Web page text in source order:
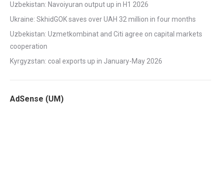
Uzbekistan: Navoiyuran output up in H1 2026
Ukraine: SkhidGOK saves over UAH 32 million in four months
Uzbekistan: Uzmetkombinat and Citi agree on capital markets
cooperation
Kyrgyzstan: coal exports up in January-May 2026
AdSense (UM)